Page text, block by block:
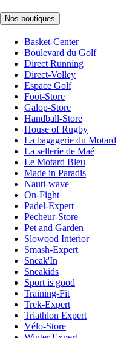
Nos boutiques
Basket-Center
Boulevard du Golf
Direct Running
Direct-Volley
Espace Golf
Foot-Store
Galop-Store
Handball-Store
House of Rugby
La bagagerie du Motard
La sellerie de Maé
Le Motard Bleu
Made in Paradis
Nauti-wave
On-Fight
Padel-Expert
Pecheur-Store
Pet and Garden
Slowood Interior
Smash-Expert
Sneak'In
Sneakids
Sport is good
Training-Fit
Trek-Expert
Triathlon Expert
Vélo-Store